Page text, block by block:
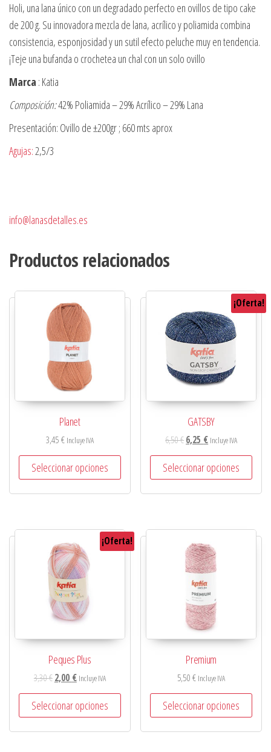
Holi, una lana único con un degradado perfecto en ovillos de tipo cake
de 200 g. Su innovadora mezcla de lana, acrílico y poliamida combina
consistencia, esponjosidad y un sutil efecto peluche muy en tendencia.
¡Teje una bufanda o crochetea un chal con un solo ovillo
Marca : Katia
Composición:42% Poliamida – 29% Acrílico – 29% Lana
Presentación: Ovillo de ±200gr ; 660 mts aprox
Agujas:2,5/3
info@lanasdetalles.es
Productos relacionados
Planet
3,45€ Incluye IVA
Seleccionar opciones
¡Oferta!
GATSBY
6,50€6,25 € Incluye IVA
Seleccionar opciones
¡Oferta!
Peques Plus
3,30€2,00 € Incluye IVA
Seleccionar opciones
Premium
5,50€ Incluye IVA
Seleccionar opciones